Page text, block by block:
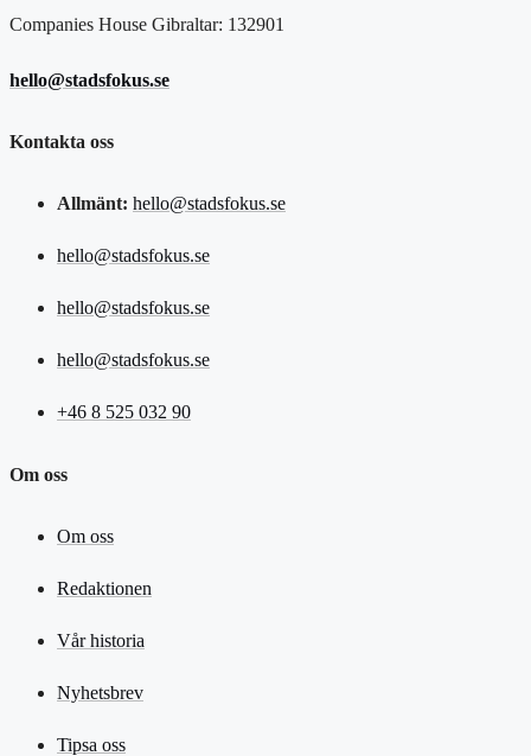
Companies House Gibraltar: 132901
hello@stadsfokus.se
Kontakta oss
Allmänt: hello@stadsfokus.se
hello@stadsfokus.se
hello@stadsfokus.se
hello@stadsfokus.se
+46 8 525 032 90
Om oss
Om oss
Redaktionen
Vår historia
Nyhetsbrev
Tipsa oss